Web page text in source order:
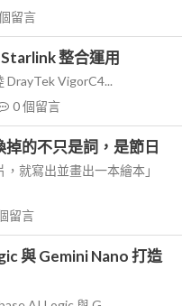
留言
整合運用
DrayTek VigorC4...
0個留言
的不只是詞，是節日
就寫出並畫出一本繪本」
留言
與 Gemini Nano 打造